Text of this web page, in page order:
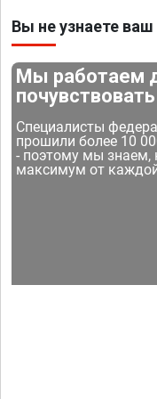
Вы не узнаете
Мы работаем
Специалисты
прошили более 10
- поэтому мы знаем,
максимум от